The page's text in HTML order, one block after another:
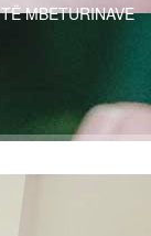
MBETURINAVE